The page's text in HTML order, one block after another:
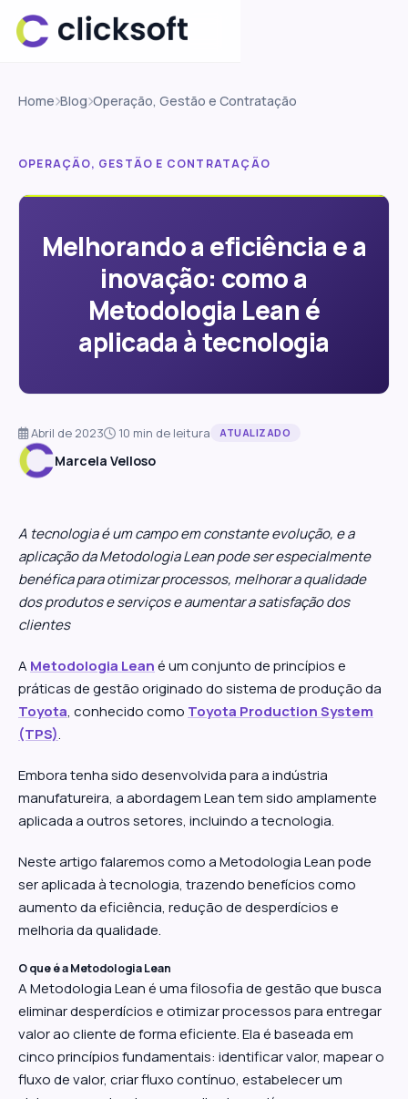
Home Blog Operação, Gestão e Contratação
OPERAÇÃO, GESTÃO E CONTRATAÇÃO
Melhorando a eficiência e a
inovação: como a
Metodologia Lean é
aplicada à tecnologia
Abril de 2023 10 min de leitura ATUALIZADO
Marcela Velloso
A tecnologia é um campo em constante evolução, e a
aplicação da Metodologia Lean pode ser especialmente
benéfica para otimizar processos, melhorar a qualidade
dos produtos e serviços e aumentar a satisfação dos
clientes
A Metodologia Leané um conjunto de princípios e
práticas de gestão originado do sistema de produção da
Toyota, conhecido como Toyota Production System
(TPS).
Embora tenha sido desenvolvida para a indústria
manufatureira, a abordagem Lean tem sido amplamente
aplicada a outros setores, incluindo a tecnologia.
Neste artigo falaremos como a Metodologia Lean pode
ser aplicada à tecnologia, trazendo benefícios como
aumento da eficiência, redução de desperdícios e
melhoria da qualidade.
O que é a Metodologia Lean
A Metodologia Lean é uma filosofia de gestão que busca
eliminar desperdícios e otimizar processos para entregar
valor ao cliente de forma eficiente. Ela é baseada em
cinco princípios fundamentais: identificar valor, mapear o
fluxo de valor, criar fluxo contínuo, estabelecer um